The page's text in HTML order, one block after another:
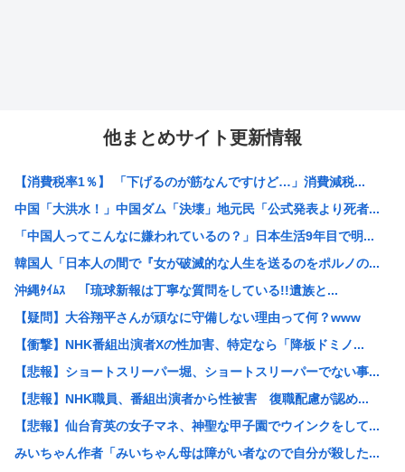
他まとめサイト更新情報
【消費税率1％】 「下げるのが筋なんですけど…」消費減税...
中国「大洪水！」中国ダム「決壊」地元民「公式発表より死者...
「中国人ってこんなに嫌われているの？」日本生活9年目で明...
韓国人「日本人の間で『女が破滅的な人生を送るのをポルノの...
沖縄ﾀｲﾑｽ 「琉球新報は丁寧な質問をしている!!遺族と...
【疑問】大谷翔平さんが頑なに守備しない理由って何？www
【衝撃】NHK番組出演者Xの性加害、特定なら「降板ドミノ...
【悲報】ショートスリーパー堀、ショートスリーパーでない事...
【悲報】NHK職員、番組出演者から性被害 復職配慮が認め...
【悲報】仙台育英の女子マネ、神聖な甲子園でウインクをして...
みいちゃん作者「みいちゃん母は障がい者なので自分が殺した...